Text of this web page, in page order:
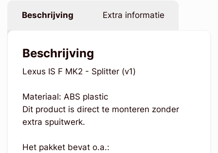
Beschrijving Extra informatie
Beschrijving
Lexus IS F MK2 - Splitter (v1)
Materiaal: ABS plastic
Dit product is direct te monteren zonder
extra spuitwerk.
Het pakket bevat o.a.: